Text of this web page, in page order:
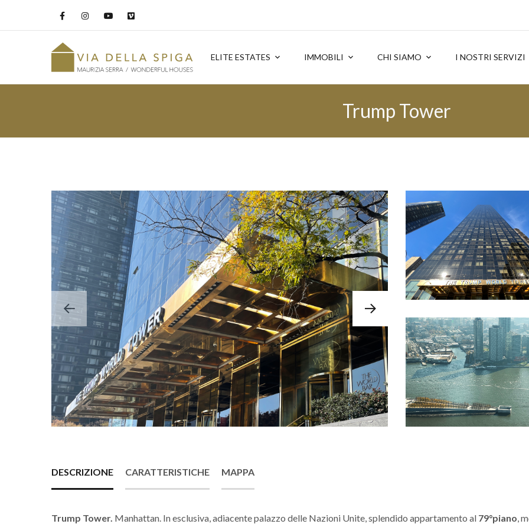
ELITE ESTATES IMMOBILI CHI SIAMO I NOSTRI SERVIZI
Trump Tower
DESCRIZIONE CARATTERISTICHE MAPPA
Trump Tower. Manhattan. In esclusiva, adiacente palazzo delle Nazioni Unite, splendido appartamento al 79°piano,